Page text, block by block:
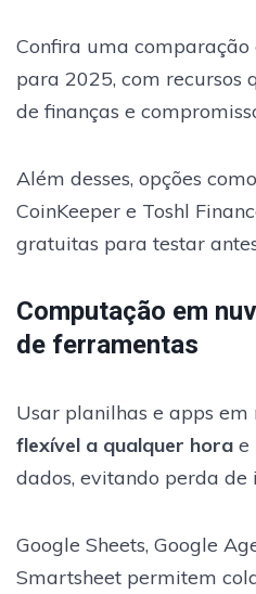
Confira uma comparação
para 2025, com recursos
de finanças e
Além desses, opções
CoinKeeper e Toshl
gratuitas para testar
Computação em
de ferramentas
Usar planilhas e apps
flexível a qualquer hora e
dados, evitando perda de
Google Sheets, Google
Smartsheet permitem